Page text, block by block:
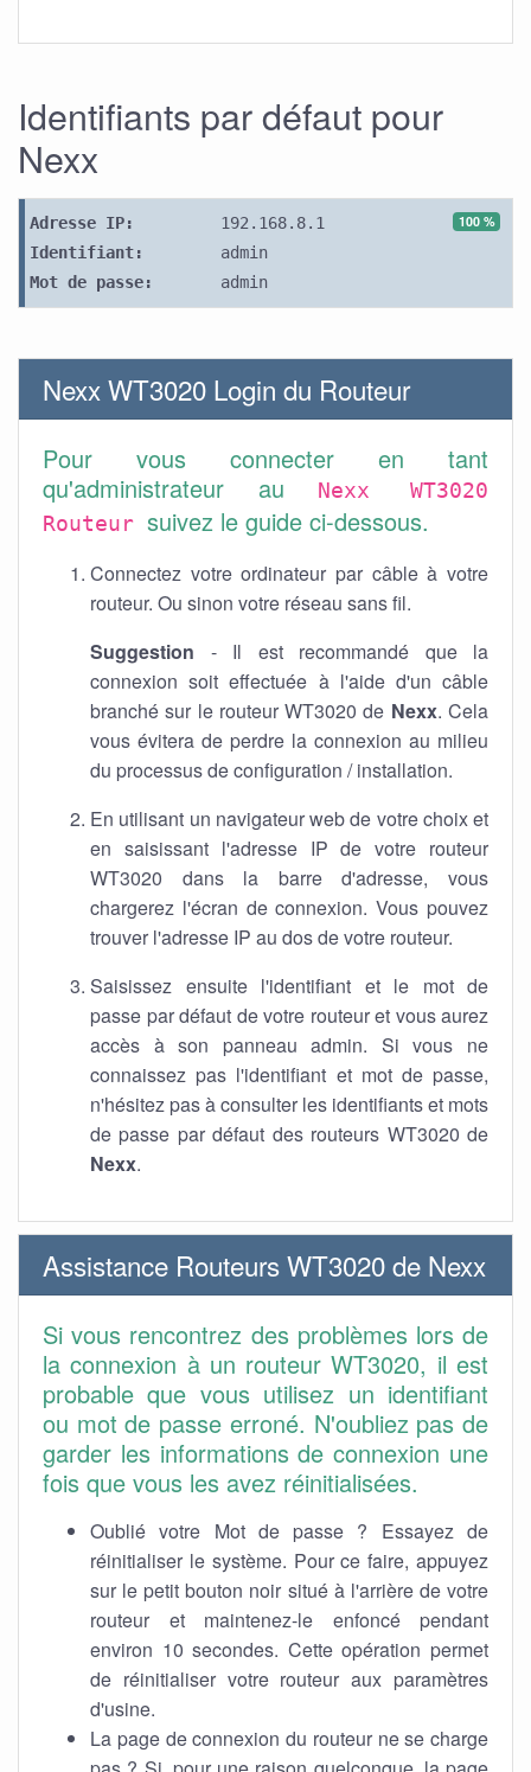
Identifiants par défaut pour
Nexx
100 %
Adresse IP:
192.168.8.1
Identifiant:
admin
Mot de passe:
admin
Nexx WT3020 Login du Routeur
Pour vous connecter en tant
qu'administrateur au
Nexx WT3020
Routeur suivez le guide ci-dessous.
Connectez votre ordinateur par câble à votre
routeur. Ou sinon votre réseau sans fil.
Suggestion - Il est recommandé que la
connexion soit effectuée à l'aide d'un câble
branché sur le routeur WT3020 de Nexx. Cela
vous évitera de perdre la connexion au milieu
du processus de configuration / installation.
En utilisant un navigateur web de votre choix et
en saisissant l'adresse IP de votre routeur
WT3020 dans la barre d'adresse, vous
chargerez l'écran de connexion. Vous pouvez
trouver l'adresse IP au dos de votre routeur.
Saisissez ensuite l'identifiant et le mot de
passe par défaut de votre routeur et vous aurez
accès à son panneau admin. Si vous ne
connaissez pas l'identifiant et mot de passe,
n'hésitez pas à consulter les identifiants et mots
de passe par défaut des routeurs WT3020 de
Nexx.
Assistance Routeurs WT3020 de Nexx
Si vous rencontrez des problèmes lors de
la connexion à un routeur WT3020, il est
probable que vous utilisez un identifiant
ou mot de passe erroné. N'oubliez pas de
garder les informations de connexion une
fois que vous les avez réinitialisées.
Oublié votre Mot de passe ? Essayez de
réinitialiser le système. Pour ce faire, appuyez
sur le petit bouton noir situé à l'arrière de votre
routeur et maintenez-le enfoncé pendant
environ 10 secondes. Cette opération permet
de réinitialiser votre routeur aux paramètres
d'usine.
La page de connexion du routeur ne se charge